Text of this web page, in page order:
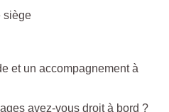
siège
et un accompagnement à
avez-vous droit à bord ?